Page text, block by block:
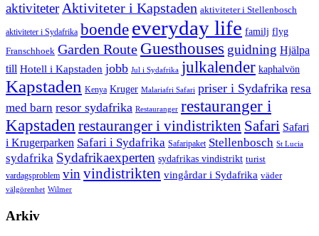
aktiviteterAktiviteter i Kapstaden aktiviteter i Stellenbosch
aktiviteter i Sydafrika boende everyday life familj flyg
Franschhoek Garden Route Guesthouses guidning Hjälpa
till Hotell i Kapstaden jobb Jul i Sydafrika julkalender kaphalvön
Kapstaden Kenya Kruger Malariafri Safari priser i Sydafrika resa
med barn resor sydafrika Restauranger restauranger i
Kapstaden restauranger i vindistrikten Safari Safari
i Krugerparken Safari i Sydafrika Safaripaket Stellenbosch St Lucia
sydafrika Sydafrikaexperten sydafrikas vindistrikt turist
vardagsproblem vinvindistrikten vingårdar i Sydafrika väder
välgörenhet Wilmer
Arkiv